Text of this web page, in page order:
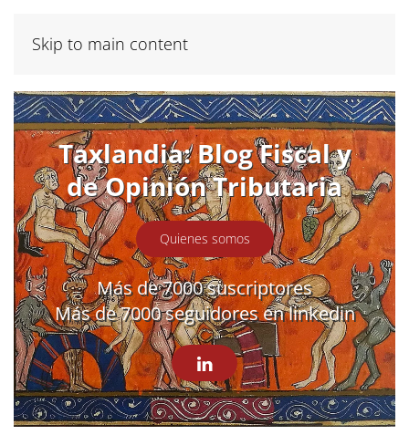
Skip to main content
Taxlandia: Blog Fiscal y
de Opinión Tributaria
Quienes somos
Más de 7000 suscriptores
Más de 7000 seguidores en linkedin